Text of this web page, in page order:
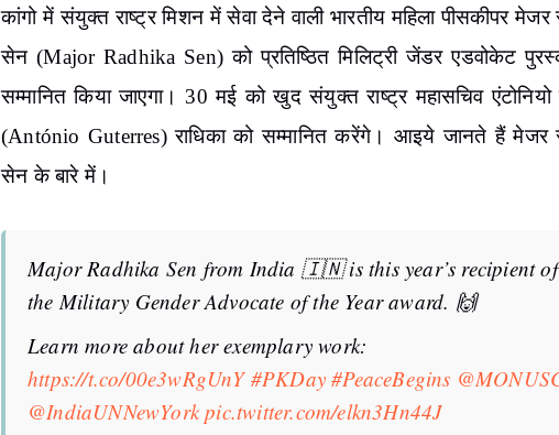
कांगो में संयुक्त राष्ट्र मिशन में सेवा देने वाली भारतीय महिला पीसकीपर मेजर
सेन (Major Radhika Sen) को प्रतिष्ठित मिलिट्री जेंडर एडवोकेट
सम्मानित किया जाएगा। 30 मई को खुद संयुक्त राष्ट्र महासचिव
(António Guterres) राधिका को सम्मानित करेंगे। आइये जानते हैं मेजर
सेन के बारे में।
Major Radhika Sen from India 🇮🇳 is this year’s recipient of
the Military Gender Advocate of the Year award. 🙌
Learn more about her exemplary work:
https://t.co/00e3wRgUnY #PKDay #PeaceBegins
@IndiaUNNewYork pic.twitter.com/elkn3Hn44J